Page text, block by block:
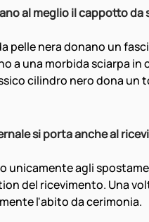
al meglio il cappotto da
pelle nera donano un
a una morbida sciarpa in
cilindro nero dona un
si porta anche al
unicamente agli
del ricevimento. Una
l'abito da cerimonia.